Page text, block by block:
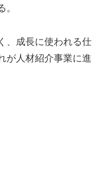
。
、成長に使われる仕
が人材紹介事業に進